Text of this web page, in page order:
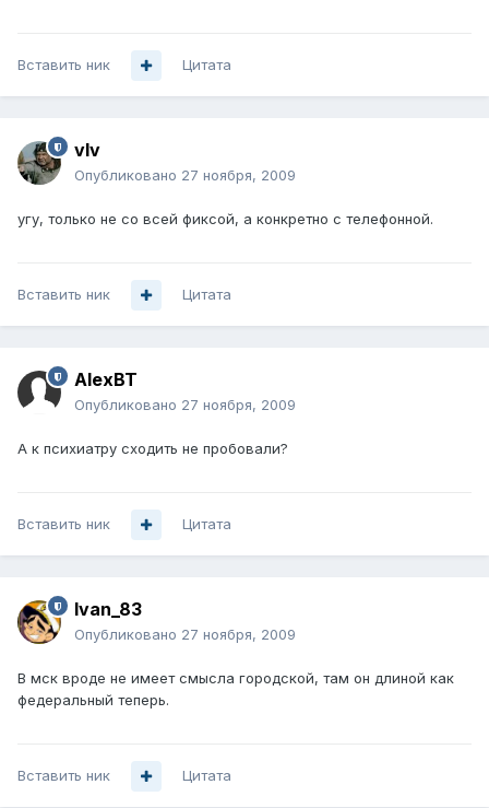
Вставить ник Цитата
vIv
Опубликовано 27 ноября, 2009
угу, только не со всей фиксой, а конкретно с телефонной.
Вставить ник Цитата
AlexBT
Опубликовано 27 ноября, 2009
А к психиатру сходить не пробовали?
Вставить ник Цитата
Ivan_83
Опубликовано 27 ноября, 2009
В мск вроде не имеет смысла городской, там он длиной как
федеральный теперь.
Вставить ник Цитата